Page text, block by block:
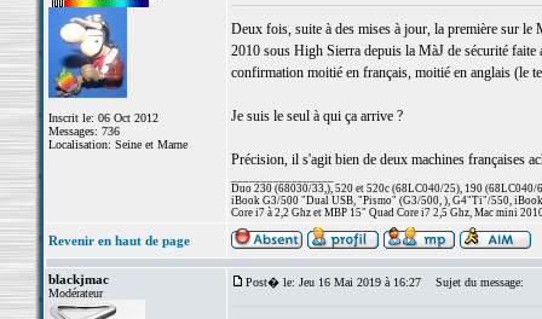
Inscrit le: 06 Oct 2012
Messages: 736
Localisation: Seine et Marne
Deux fois, suite à des mises à jour, la première sur
2010 sous High Sierra depuis la MàJ de sécurité faite
confirmation moitié en français, moitié en anglais (le
Je suis le seul à qui ça arrive ?
Précision, il s'agit bien de deux machines françaises
Duo 230 (68030/33,), 520 et 520c (68LC040/25), 190 (68LC040/
iBook G3/500 "Dual USB, "Pismo" (G3/500, ), G4"Ti"/550,
Core i7 à 2,2 Ghz et MBP 15" Quad Core i7 2,5 Ghz, Mac mini
Revenir en haut de page
blackjmac
Modérateur
Post� le: Jeu 16 Mai 2019 à 16:27 Sujet du message: